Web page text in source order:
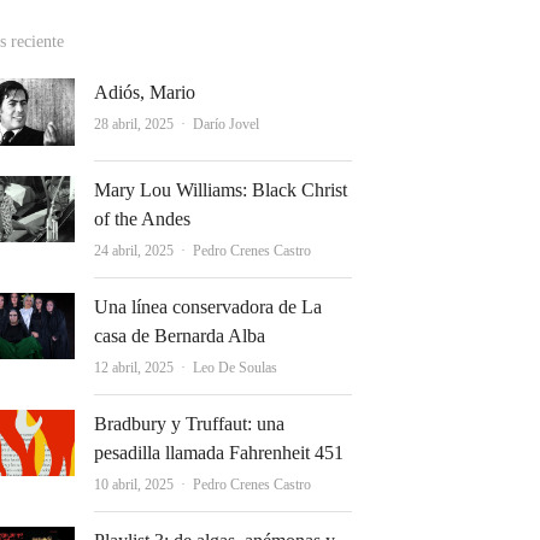
reciente
Adiós, Mario
28 abril, 2025 Autor
Darío Jovel
Mary Lou Williams: Black Christ
of the Andes
24 abril, 2025 Autor
Pedro Crenes Castro
Una línea conservadora de La
casa de Bernarda Alba
12 abril, 2025 Autor
Leo De Soulas
Bradbury y Truffaut: una
pesadilla llamada Fahrenheit 451
10 abril, 2025 Autor
Pedro Crenes Castro